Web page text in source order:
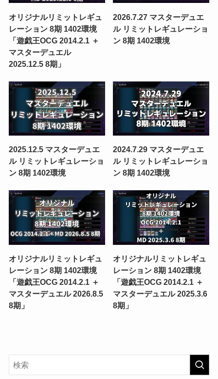
オリジナルリミットレギュ
レーション 8期 1402環境
「遊戯王OCG 2014.2.1 ＋
マスターデュエル
2025.12.5 8期」
2026.7.27 マスターデュエ
ル リミットレギュレーショ
ン 8期 1402環境
2025.12.5 マスターデュエ
ル リミットレギュレーショ
ン 8期 1402環境
2024.7.29 マスターデュエ
ル リミットレギュレーショ
ン 8期 1402環境
オリジナルリミットレギュ
レーション 8期 1402環境
「遊戯王OCG 2014.2.1 ＋
マスターデュエル 2026.8.5
8期」
オリジナルリミットレギュ
レーション 8期 1402環境
「遊戯王OCG 2014.2.1 ＋
マスターデュエル 2025.3.6
8期」